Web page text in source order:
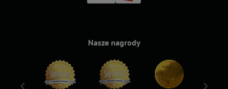
Nasze nagrody